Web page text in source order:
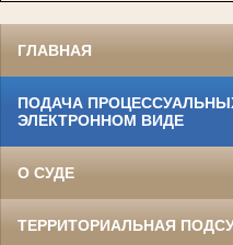
ГЛАВНАЯ
ПОДАЧА
ЭЛЕКТРОННОМ ВИДЕ
О СУДЕ
ТЕРРИТОРИАЛЬНАЯ